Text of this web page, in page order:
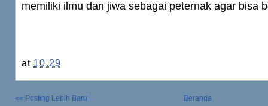
memiliki ilmu dan jiwa sebagai peternak agar bisa
at 10.29
«« Posting Lebih Baru Beranda